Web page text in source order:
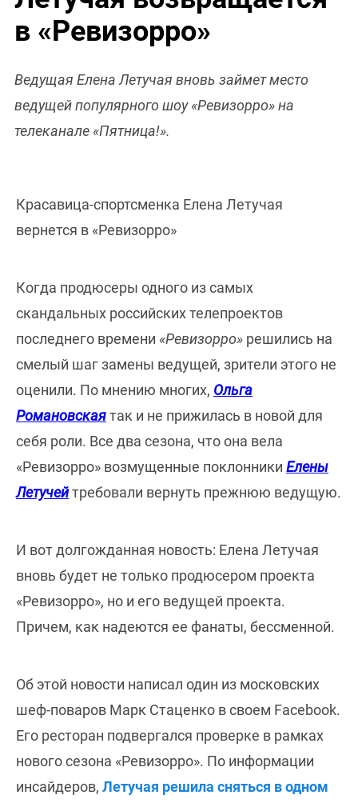
в «Ревизорро»
Ведущая Елена Летучая вновь займет место
ведущей популярного шоу «Ревизорро» на
телеканале «Пятница!».
Красавица-спортсменка Елена Летучая
вернется в «Ревизорро»
Когда продюсеры одного из самых
скандальных российских телепроектов
последнего времени «Ревизорро» решились на
смелый шаг замены ведущей, зрители этого не
оценили. По мнению многих, Ольга
Романовскаятак и не прижилась в новой для
себя роли. Все два сезона, что она вела
«Ревизорро» возмущенные поклонники Елены
Летучейтребовали вернуть прежнюю ведущую.
И вот долгожданная новость: Елена Летучая
вновь будет не только продюсером проекта
«Ревизорро», но и его ведущей проекта.
Причем, как надеются ее фанаты, бессменной.
Об этой новости написал один из московских
шеф-поваров Марк Стаценко в своем Facebook.
Его ресторан подвергался проверке в рамках
нового сезона «Ревизорро». По информации
инсайдеров, Летучая решила сняться в одном